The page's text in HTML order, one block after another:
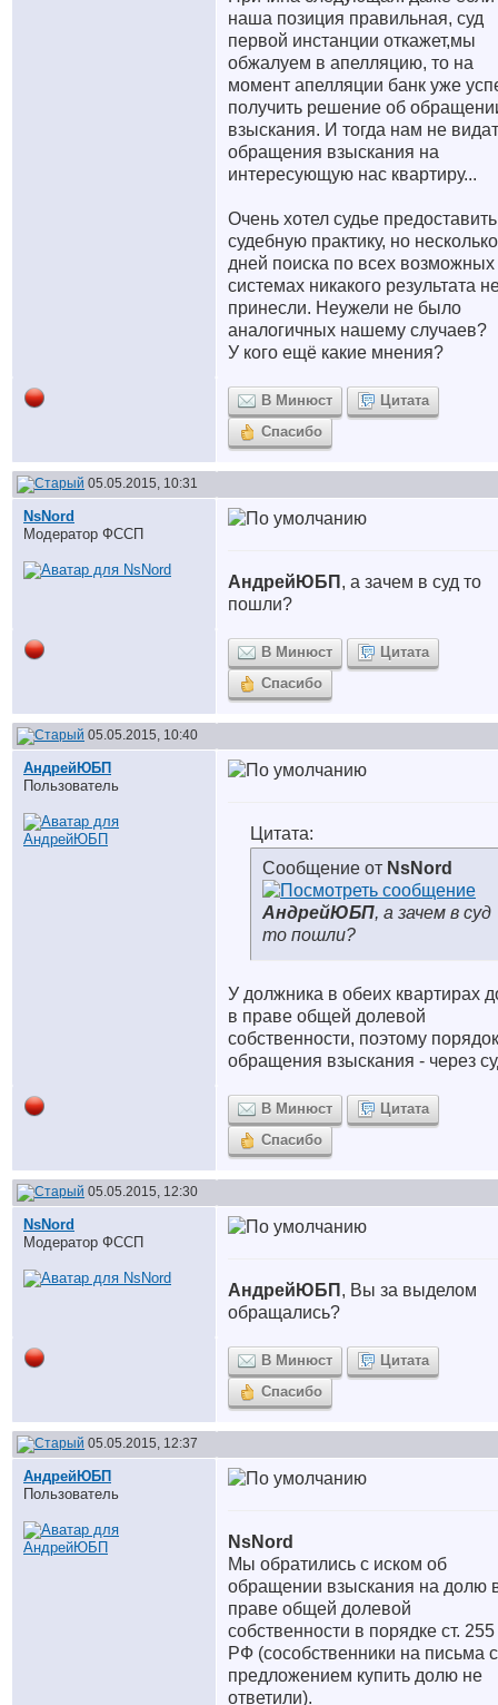
наша позиция правильная, суд
первой инстанции откажет,мы
обжалуем в апелляцию, то на
момент апелляции банк уже
получить решение об
взыскания. И тогда нам не
обращения взыскания на
интересующую нас квартиру...
Очень хотел судье предоставить
судебную практику, но несколько
дней поиска по всех возможных
системах никакого результата
принесли. Неужели не было
аналогичных нашему случаев?
У кого ещё какие мнения?
В Минюст
Цитата
Спасибо
05.05.2015, 10:31
NsNord
Модератор ФССП
АндрейЮБП , а зачем в суд то
пошли?
В Минюст
Цитата
Спасибо
05.05.2015, 10:40
АндрейЮБП
Пользователь
Цитата:
Сообщение от NsNord
АндрейЮБП, а зачем в суд
то пошли?
У должника в обеих квартирах
в праве общей долевой
собственности, поэтому порядок
обращения взыскания - через
В Минюст
Цитата
Спасибо
05.05.2015, 12:30
NsNord
Модератор ФССП
АндрейЮБП , Вы за выделом
обращались?
В Минюст
Цитата
Спасибо
05.05.2015, 12:37
АндрейЮБП
Пользователь
NsNord
Мы обратились с иском об
обращении взыскания на долю
праве общей долевой
собственности в порядке ст.
РФ (сособственники на письма с
предложением купить долю не
ответили).